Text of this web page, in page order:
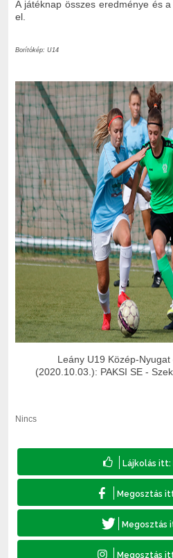
A játéknap összes eredménye és
el.
Borítókép: U14
Leány U19 Közép-
(2020.10.03.): PAKSI SE -
Nincs